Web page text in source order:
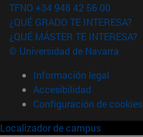
TFNO +34 948 42 56 00
¿QUÉ GRADO TE INTERESA?
¿QUÉ MÁSTER TE INTERESA?
© Universidad de Navarra
Información legal
Accesibilidad
Configuración de cookies
Localizador de campus